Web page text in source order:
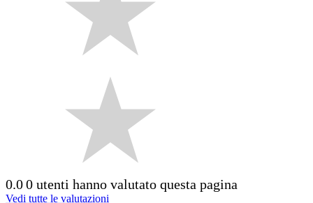
0.00 utenti hanno valutato questa pagina
Vedi tutte le valutazioni